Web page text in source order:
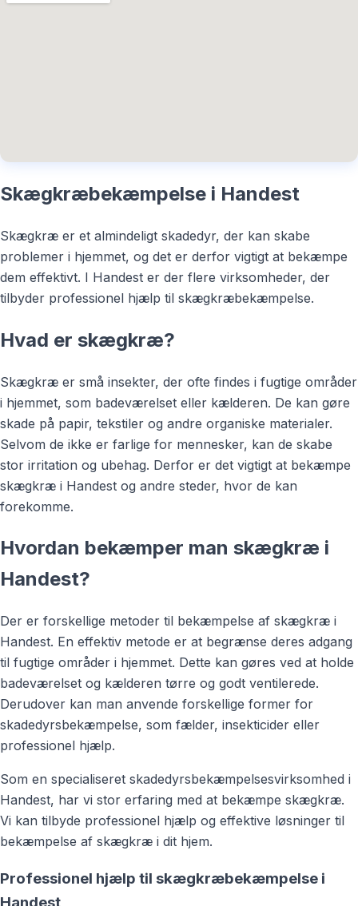
Skægkræbekæmpelse i Handest
Skægkræ er et almindeligt skadedyr, der kan skabe
problemer i hjemmet, og det er derfor vigtigt at bekæmpe
dem effektivt. I Handest er der flere virksomheder, der
tilbyder professionel hjælp til skægkræbekæmpelse.
Hvad er skægkræ?
Skægkræ er små insekter, der ofte findes i fugtige områder
i hjemmet, som badeværelset eller kælderen. De kan gøre
skade på papir, tekstiler og andre organiske materialer.
Selvom de ikke er farlige for mennesker, kan de skabe
stor irritation og ubehag. Derfor er det vigtigt at bekæmpe
skægkræ i Handest og andre steder, hvor de kan
forekomme.
Hvordan bekæmper man skægkræ i
Handest?
Der er forskellige metoder til bekæmpelse af skægkræ i
Handest. En effektiv metode er at begrænse deres adgang
til fugtige områder i hjemmet. Dette kan gøres ved at holde
badeværelset og kælderen tørre og godt ventilerede.
Derudover kan man anvende forskellige former for
skadedyrsbekæmpelse, som fælder, insekticider eller
professionel hjælp.
Som en specialiseret skadedyrsbekæmpelsesvirksomhed i
Handest, har vi stor erfaring med at bekæmpe skægkræ.
Vi kan tilbyde professionel hjælp og effektive løsninger til
bekæmpelse af skægkræ i dit hjem.
Professionel hjælp til skægkræbekæmpelse i